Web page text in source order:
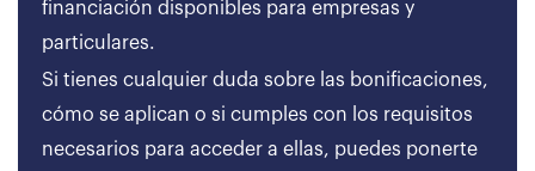
financiación disponibles para empresas y
particulares.
Si tienes cualquier duda sobre las bonificaciones,
cómo se aplican o si cumples con los requisitos
necesarios para acceder a ellas, puedes ponerte